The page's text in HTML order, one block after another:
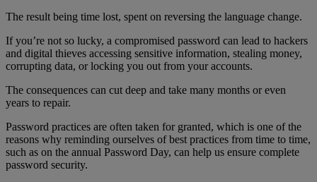
The result being time lost, spent on reversing the language change.
If you’re not so lucky, a compromised password can lead to hackers
and digital thieves accessing sensitive information, stealing money,
corrupting data, or locking you out from your accounts.
The consequences can cut deep and take many months or even
years to repair.
Password practices are often taken for granted, which is one of the
reasons why reminding ourselves of best practices from time to time,
such as on the annual Password Day, can help us ensure complete
password security.